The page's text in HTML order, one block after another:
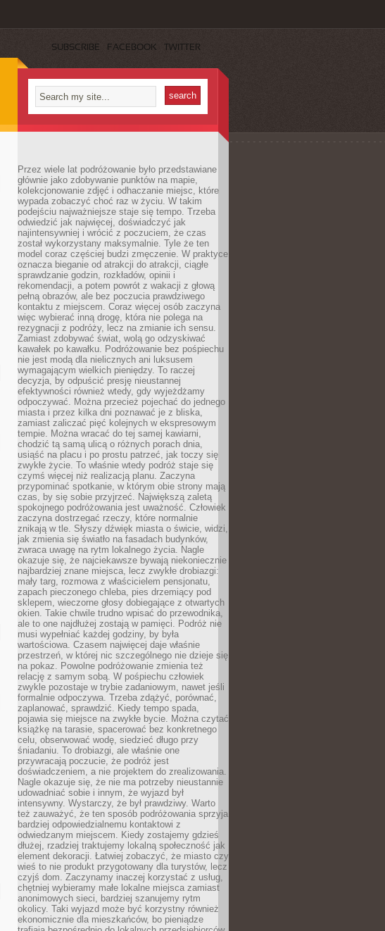
SUBSCRIBE FACEBOOK TWITTER
Przez wiele lat podróżowanie było przedstawiane
głównie jako zdobywanie punktów na mapie,
kolekcjonowanie zdjęć i odhaczanie miejsc, które
wypada zobaczyć choć raz w życiu. W takim
podejściu najważniejsze staje się tempo. Trzeba
odwiedzić jak najwięcej, doświadczyć jak
najintensywniej i wrócić z poczuciem, że czas
został wykorzystany maksymalnie. Tyle że ten
model coraz częściej budzi zmęczenie. W praktyce
oznacza bieganie od atrakcji do atrakcji, ciągłe
sprawdzanie godzin, rozkładów, opinii i
rekomendacji, a potem powrót z wakacji z głową
pełną obrazów, ale bez poczucia prawdziwego
kontaktu z miejscem. Coraz więcej osób zaczyna
więc wybierać inną drogę, która nie polega na
rezygnacji z podróży, lecz na zmianie ich sensu.
Zamiast zdobywać świat, wolą go odzyskiwać
kawałek po kawałku. Podróżowanie bez pośpiechu
nie jest modą dla nielicznych ani luksusem
wymagającym wielkich pieniędzy. To raczej
decyzja, by odpuścić presję nieustannej
efektywności również wtedy, gdy wyjeżdżamy
odpoczywać. Można przecież pojechać do jednego
miasta i przez kilka dni poznawać je z bliska,
zamiast zaliczać pięć kolejnych w ekspresowym
tempie. Można wracać do tej samej kawiarni,
chodzić tą samą ulicą o różnych porach dnia,
usiąść na placu i po prostu patrzeć, jak toczy się
zwykłe życie. To właśnie wtedy podróż staje się
czymś więcej niż realizacją planu. Zaczyna
przypominać spotkanie, w którym obie strony mają
czas, by się sobie przyjrzeć. Największą zaletą
spokojnego podróżowania jest uważność. Człowiek
zaczyna dostrzegać rzeczy, które normalnie
znikają w tle. Słyszy dźwięk miasta o świcie, widzi,
jak zmienia się światło na fasadach budynków,
zwraca uwagę na rytm lokalnego życia. Nagle
okazuje się, że najciekawsze bywają niekoniecznie
najbardziej znane miejsca, lecz zwykłe drobiazgi:
mały targ, rozmowa z właścicielem pensjonatu,
zapach pieczonego chleba, pies drzemiący pod
sklepem, wieczorne głosy dobiegające z otwartych
okien. Takie chwile trudno wpisać do przewodnika,
ale to one najdłużej zostają w pamięci. Podróż nie
musi wypełniać każdej godziny, by była
wartościowa. Czasem najwięcej daje właśnie
przestrzeń, w której nic szczególnego nie dzieje się
na pokaz. Powolne podróżowanie zmienia też
relację z samym sobą. W pośpiechu człowiek
zwykle pozostaje w trybie zadaniowym, nawet jeśli
formalnie odpoczywa. Trzeba zdążyć, porównać,
zaplanować, sprawdzić. Kiedy tempo spada,
pojawia się miejsce na zwykłe bycie. Można czytać
książkę na tarasie, spacerować bez konkretnego
celu, obserwować wodę, siedzieć długo przy
śniadaniu. To drobiazgi, ale właśnie one
przywracają poczucie, że podróż jest
doświadczeniem, a nie projektem do zrealizowania.
Nagle okazuje się, że nie ma potrzeby nieustannie
udowadniać sobie i innym, że wyjazd był
intensywny. Wystarczy, że był prawdziwy. Warto
też zauważyć, że ten sposób podróżowania sprzyja
bardziej odpowiedzialnemu kontaktowi z
odwiedzanym miejscem. Kiedy zostajemy gdzieś
dłużej, rzadziej traktujemy lokalną społeczność jak
element dekoracji. Łatwiej zobaczyć, że miasto czy
wieś to nie produkt przygotowany dla turystów, lecz
czyjś dom. Zaczynamy inaczej korzystać z usług,
chętniej wybieramy małe lokalne miejsca zamiast
anonimowych sieci, bardziej szanujemy rytm
okolicy. Taki wyjazd może być korzystny również
ekonomicznie dla mieszkańców, bo pieniądze